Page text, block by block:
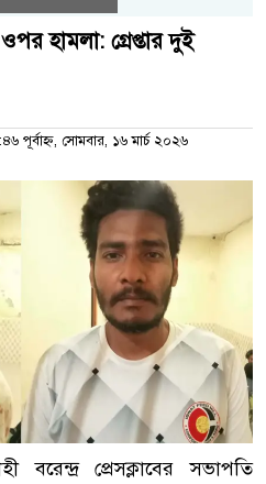
হামলা: গ্রেপ্তার দুই
সোমবার, ১৬ মার্চ ২০২৬
বরেন্দ্র প্রেসক্লাবের সভাপতি